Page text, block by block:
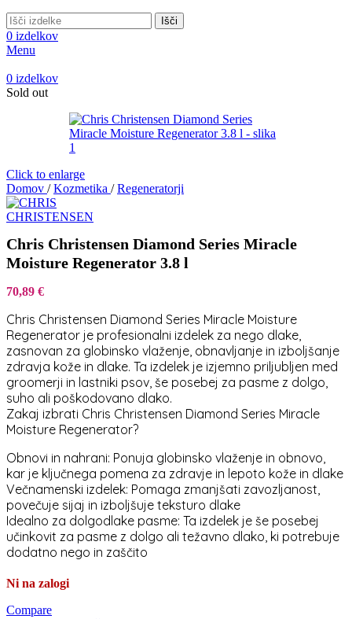
Išči
0 izdelkov
Menu
0 izdelkov
Sold out
Click to enlarge
Domov / Kozmetika / Regeneratorji
Chris Christensen Diamond Series Miracle
Moisture Regenerator 3.8 l
70,89 €
Chris Christensen Diamond Series Miracle Moisture
Regenerator je profesionalni izdelek za nego dlake,
zasnovan za globinsko vlaženje, obnavljanje in izboljšanje
zdravja kože in dlake. Ta izdelek je izjemno priljubljen med
groomerji in lastniki psov, še posebej za pasme z dolgo,
suho ali poškodovano dlako.
Zakaj izbrati Chris Christensen Diamond Series Miracle
Moisture Regenerator?
Obnovi in nahrani: Ponuja globinsko vlaženje in obnovo,
kar je ključnega pomena za zdravje in lepoto kože in dlake
Večnamenski izdelek: Pomaga zmanjšati zavozljanost,
povečuje sijaj in izboljšuje teksturo dlake
Idealno za dolgodlake pasme: Ta izdelek je še posebej
učinkovit za pasme z dolgo ali težavno dlako, ki potrebuje
dodatno nego in zaščito
Ni na zalogi
Compare